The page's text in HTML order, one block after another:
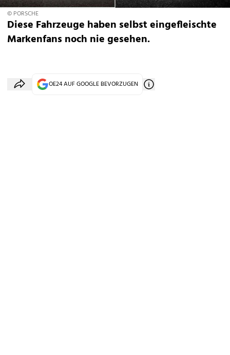
© PORSCHE
Diese Fahrzeuge haben selbst eingefleischte
Markenfans noch nie gesehen.
OE24 AUF GOOGLE BEVORZUGEN